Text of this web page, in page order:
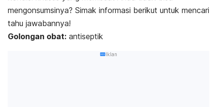
mengonsumsinya? Simak informasi berikut untuk mencari
tahu jawabannya!
Golongan obat: antiseptik
Iklan